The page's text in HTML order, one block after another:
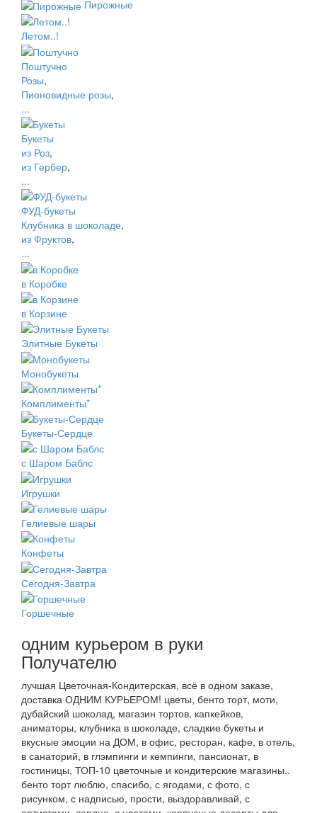
Пирожные
Летом..!
Поштучно
Розы,
Пионовидные розы,
...
Букеты
из Роз,
из Гербер,
...
ФУД-букеты
Клубника в шоколаде,
из Фруктов,
...
в Коробке
в Корзине
Элитные Букеты
Монобукеты
Комплименты*
Букеты-Сердце
с Шаром Баблс
Игрушки
Гелиевые шары
Конфеты
Сегодня-Завтра
Горшечные
одним курьером в руки
Получателю
лучшая Цветочная-Кондитерская, всё в одном заказе,
доставка ОДНИМ КУРЬЕРОМ! цветы, бенто торт, моти,
дубайский шоколад, магазин тортов, капкейков,
аниматоры, клубника в шоколаде, сладкие букеты и
вкусные эмоции на ДОМ, в офис, ресторан, кафе, в отель,
в санаторий, в глэмпинги и кемпинги, пансионат, в
гостиницы, ТОП-10 цветочные и кондитерские магазины..
бенто торт люблю, спасибо, с ягодами, с фото, с
рисунком, с надписью, прости, выздоравливай, с